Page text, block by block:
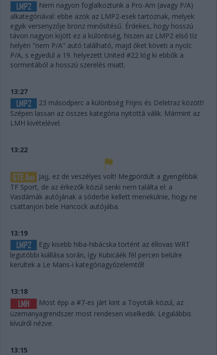
Nem nagyon foglalkoztunk a Pro-Am (avagy P/A)
alkategóriával: ebbe azok az LMP2-esek tartoznak, melyek
egyik versenyzője bronz minősítésű. Érdekes, hogy hosszú
távon nagyon kijött ez a különbség, hiszen az LMP2 első tíz
helyén "nem P/A" autó található, majd őket követi a nyolc
P/A, s egyedül a 19. helyezett United #22 lóg ki ebbők a
sormintából a hosszú szerelés miatt.
13:27
23 másodperc a különbség Frijns és Deletraz között!
Szépen lassan az összes kategória nyitottá válik. Mármint az
LMH kivételével.
13:22
Jajj, ez de veszélyes volt! Megpördült a gyengébbik
TF Sport, de az érkezők közül senki nem találta el: a
Vasdámák autójának a sóderbe kellett menekülnie, hogy ne
csattanjon bele Hancock autójába.
13:19
Egy kisebb hiba-hibácska történt az éllovas WRT
legutóbbi kiállása során, így Kubicáék fél percen belülre
kerültek a Le Mans-i kategóriagyőzelemtől!
13:18
Most épp a #7-es járt kint a Toyoták közül, az
üzemanyagrendszer most rendesen viselkedik. Legalábbis
kívülről nézve.
13:15